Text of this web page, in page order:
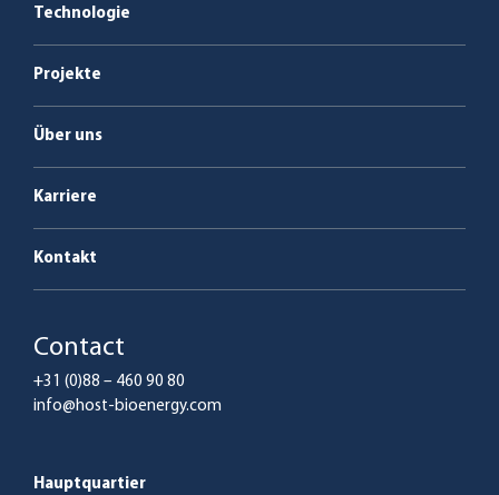
Kesselanlagen
Service & Wartung; Instandhaltung
Technologie
Projekte
Über uns
Karriere
Kontakt
Contact
+31 (0)88 – 460 90 80
info@host-bioenergy.com
Hauptquartier